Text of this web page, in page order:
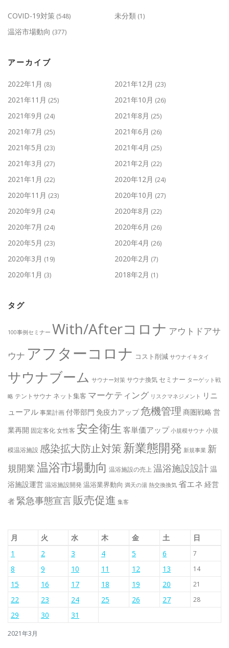
COVID-19対策 (548) 未分類 (1)
温浴市場動向 (377)
アーカイブ
2022年1月 (8) 2021年12月 (23)
2021年11月 (25) 2021年10月 (26)
2021年9月 (24) 2021年8月 (25)
2021年7月 (25) 2021年6月 (26)
2021年5月 (23) 2021年4月 (25)
2021年3月 (27) 2021年2月 (22)
2021年1月 (22) 2020年12月 (24)
2020年11月 (23) 2020年10月 (27)
2020年9月 (24) 2020年8月 (22)
2020年7月 (24) 2020年6月 (26)
2020年5月 (23) 2020年4月 (26)
2020年3月 (19) 2020年2月 (7)
2020年1月 (3) 2018年2月 (1)
タグ
100事例セミナー With/Afterコロナ アウトドアサ
ウナ アフターコロナ コスト削減 サウナイキタイ
サウナブーム サウナー対策 サウナ換気 セミナー ターゲット戦
略 テントサウナ ネット集客 マーケティング リスクマネジメント
リニ
ューアル 事業計画 付帯部門 免疫力アップ危機管理 商圏戦略 営
業再開 固定客化女性客 安全衛生 客単価アップ 小規模サウナ 小規
模温浴施設 感染拡大防止対策新業態開発 新規事業 新
規開業温浴市場動向 温浴施設の売上 温浴施設設計温
浴施設運営温浴施設開発 温浴業界動向 満天の湯 熱交換換気 省エネ 経営
者 緊急事態宣言販売促進 集客
2021年3月
月 火 水 木 金 土
日
1
2 3 4 5 6 7
8 9 10 11 12 13 14
15 16 17 18 19 20 21
22 23 24 25 26 27 28
29 30 31